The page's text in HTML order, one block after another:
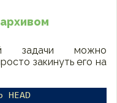
задачи можно
закинуть его на